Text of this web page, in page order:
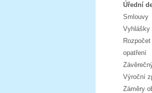
Úřední
Smlouvy
Vyhlášky
opatření
Výroční
Záměry